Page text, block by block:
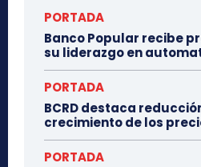
PORTADA
Banco Popular recibe
su liderazgo en
PORTADA
BCRD destaca
crecimiento de los
PORTADA